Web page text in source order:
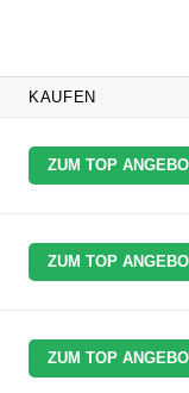
KAUFEN
ZUM TOP
ZUM TOP
ZUM TOP